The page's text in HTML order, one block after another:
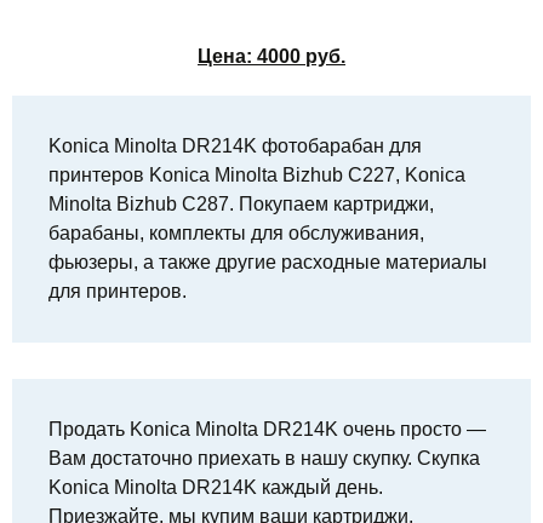
Цена: 4000 руб.
Konica Minolta DR214K фотобарабан для
принтеров Konica Minolta Bizhub C227, Konica
Minolta Bizhub C287. Покупаем картриджи,
барабаны, комплекты для обслуживания,
фьюзеры, а также другие расходные материалы
для принтеров.
Продать Konica Minolta DR214K очень просто —
Вам достаточно приехать в нашу скупку. Скупка
Konica Minolta DR214K каждый день.
Приезжайте, мы купим ваши картриджи.